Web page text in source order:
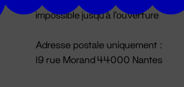
impossible jusqu'à l'ouverture
Adresse postale uniquement :
19 rue Morand 44000 Nantes